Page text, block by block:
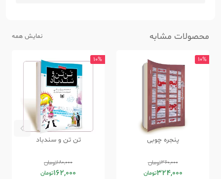
محصولات مشابه نمایش همه
10%
پنجره چوبی
360,000تومان
324,000تومان
10%
تن تن و سندباد
180,000تومان
162,000تومان